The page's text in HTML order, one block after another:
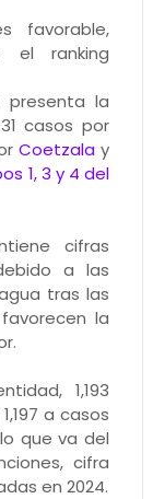
favorable,
el ranking
presenta la
casos por
Coetzalay
1, 3 y 4 del
cifras
a las
tras las
la
1,193
a casos
que va del
cifra
en 2024.